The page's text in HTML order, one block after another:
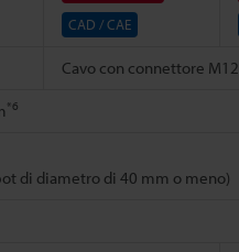
CAD / CAE
Cavo con connettore M12
*6
di diametro di 40 mm o meno)